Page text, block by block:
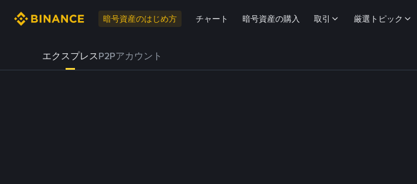
暗号資産のはじめ方 チャート 暗号資産の購入 取引 厳選トピック
エクスプレスP2Pアカウント